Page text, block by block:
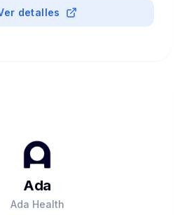
detalles
Ada
Ada Health